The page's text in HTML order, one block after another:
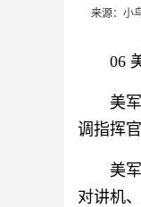
来源：小
06
美
调指挥
美
对讲机